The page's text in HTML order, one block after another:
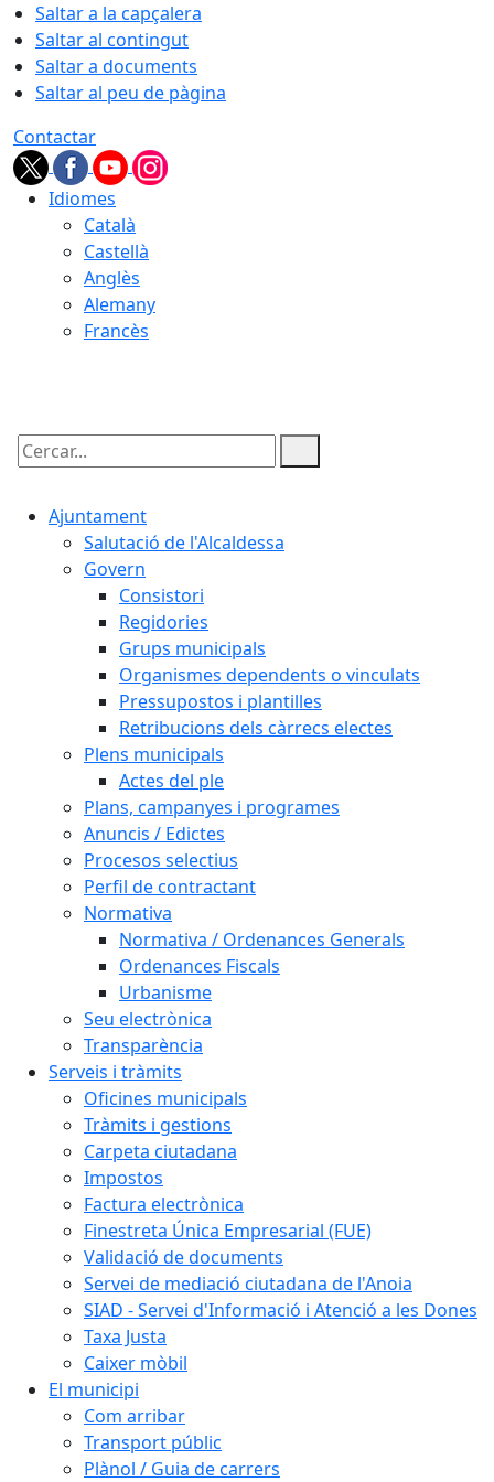
Saltar a la capçalera
Saltar al contingut
Saltar a documents
Saltar al peu de pàgina
Contactar
Idiomes
Català
Castellà
Anglès
Alemany
Francès
Cercar:
Ajuntament
Salutació de l'Alcaldessa
Govern
Consistori
Regidories
Grups municipals
Organismes dependents o vinculats
Pressupostos i plantilles
Retribucions dels càrrecs electes
Plens municipals
Actes del ple
Plans, campanyes i programes
Anuncis / Edictes
Procesos selectius
Perfil de contractant
Normativa
Normativa / Ordenances Generals
Ordenances Fiscals
Urbanisme
Seu electrònica
Transparència
Serveis i tràmits
Oficines municipals
Tràmits i gestions
Carpeta ciutadana
Impostos
Factura electrònica
Finestreta Única Empresarial (FUE)
Validació de documents
Servei de mediació ciutadana de l'Anoia
SIAD - Servei d'Informació i Atenció a les Dones
Taxa Justa
Caixer mòbil
El municipi
Com arribar
Transport públic
Plànol / Guia de carrers